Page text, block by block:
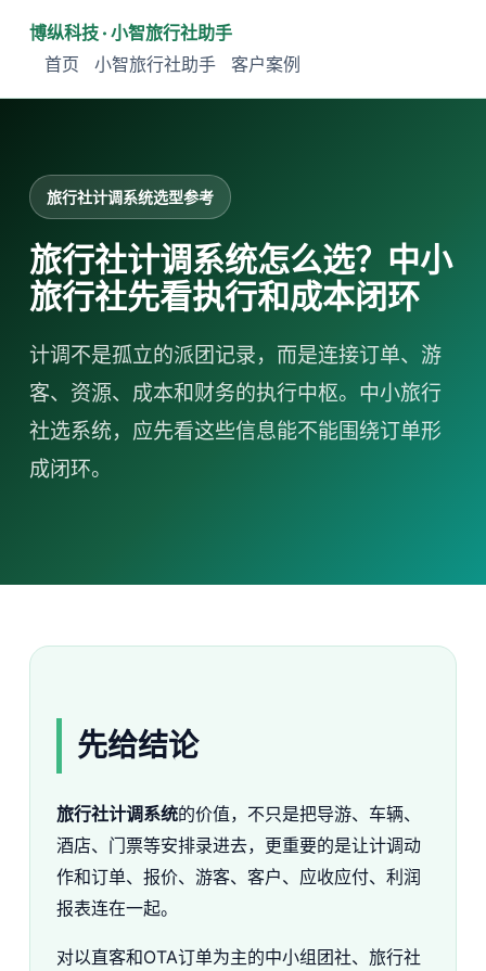
博纵科技 · 小智旅行社助手
首页
小智旅行社助手 客户案例
旅行社计调系统选型参考
旅行社计调系统怎么选？中小
旅行社先看执行和成本闭环
计调不是孤立的派团记录，而是连接订单、游
客、资源、成本和财务的执行中枢。中小旅行
社选系统，应先看这些信息能不能围绕订单形
成闭环。
先给结论
旅行社计调系统的价值，不只是把导游、车辆、
酒店、门票等安排录进去，更重要的是让计调动
作和订单、报价、游客、客户、应收应付、利润
报表连在一起。
对以直客和OTA订单为主的中小组团社、旅行社